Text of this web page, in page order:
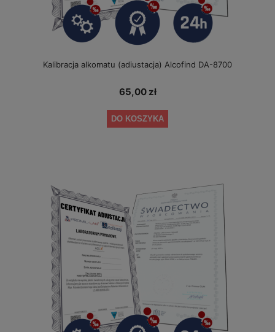
Kalibracja alkomatu (adiustacja) Alcofind DA-8700
65,00 zł
DO KOSZYKA